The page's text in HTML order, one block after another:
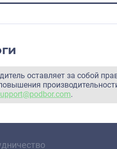
оставляет за собой
.